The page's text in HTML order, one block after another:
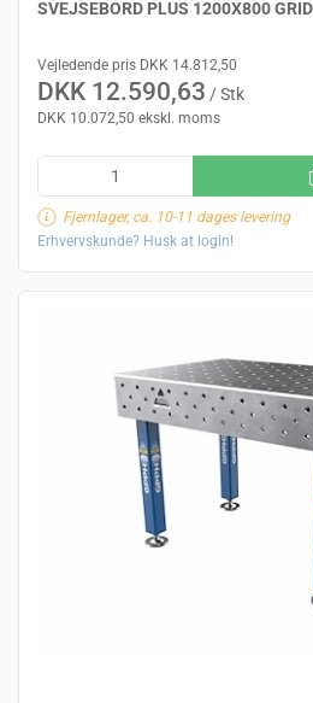
SVEJSEBORD PLUS 1200X800
Vejledende pris DKK 14.812,50
DKK 12.590,63 / Stk
DKK 10.072,50 ekskl. moms
Fjernlager, ca. 10-11 dages levering
Erhvervskunde? Husk at login!